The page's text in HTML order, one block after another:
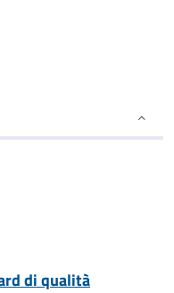
di qualità